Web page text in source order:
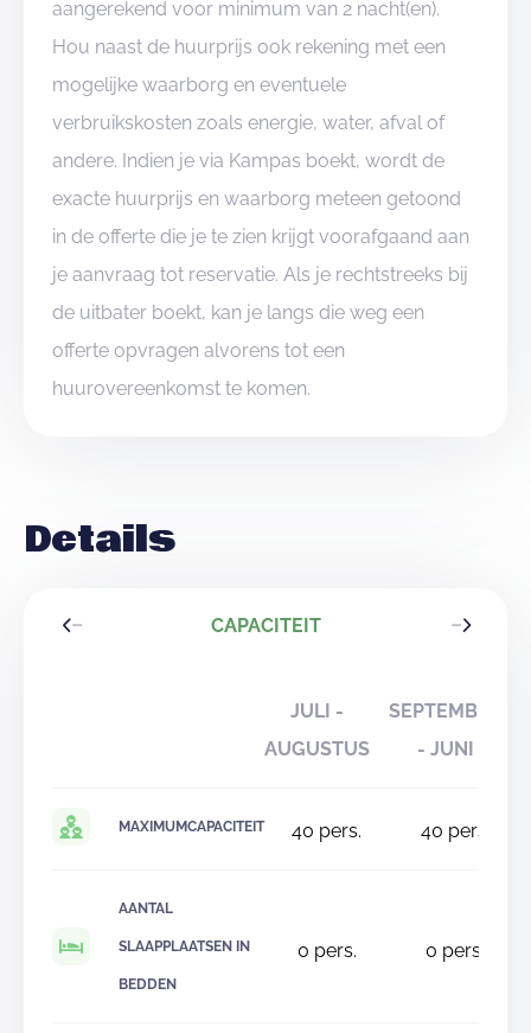
aangerekend voor minimum van 2 nacht(en).
Hou naast de huurprijs ook rekening met een
mogelijke waarborg en eventuele
verbruikskosten zoals energie, water, afval of
andere. Indien je via Kampas boekt, wordt de
exacte huurprijs en waarborg meteen getoond
in de offerte die je te zien krijgt voorafgaand aan
je aanvraag tot reservatie. Als je rechtstreeks bij
de uitbater boekt, kan je langs die weg een
offerte opvragen alvorens tot een
huurovereenkomst te komen.
Details
CAPACITEIT
JULI -
AUGUSTUS
SEPTEMBER
- JUNI
MAXIMUMCAPACITEIT 40 pers. 40 pers.
AANTAL
SLAAPPLAATSEN IN
BEDDEN
0 pers. 0 pers.